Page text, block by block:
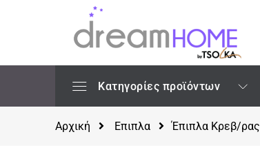
Κατηγορίες προϊόντων
Αρχική Επιπλα Έπιπλα Κρεβ/ρας